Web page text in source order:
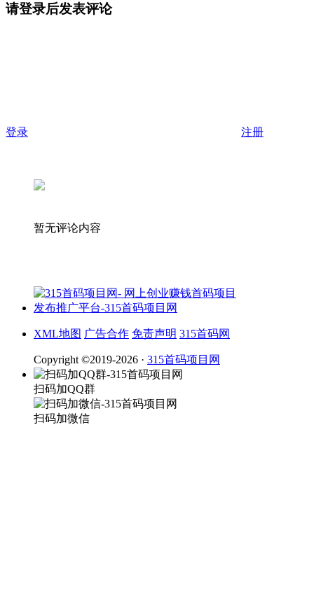
请登录后发表评论
登录 注册
暂无评论内容
XML地图 广告合作 免责声明 315首码网
Copyright ©2019-2026 · 315首码项目网
扫码加QQ群
扫码加微信